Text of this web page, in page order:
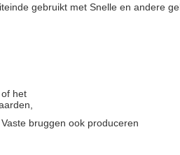
gebruikt met Snelle en andere
het
bruggen ook produceren